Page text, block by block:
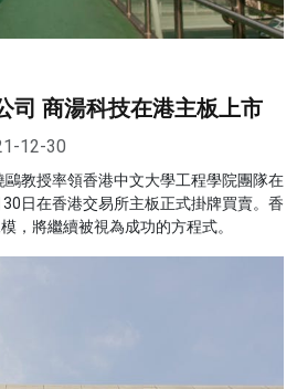
司 商湯科技在港主板上市
12-30
教授率領香港中文大學工程學院團隊在
日在香港交易所主板正式掛牌買賣。香
，將繼續被視為成功的方程式。